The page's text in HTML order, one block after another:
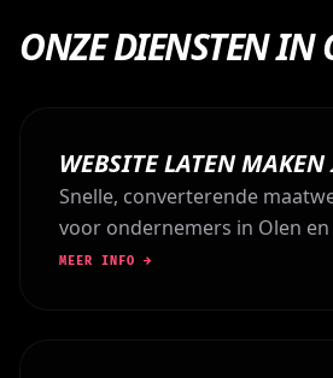
ONZE DIENSTEN IN
WEBSITE LATEN
Snelle, converterende
voor ondernemers in Olen
MEER INFO →